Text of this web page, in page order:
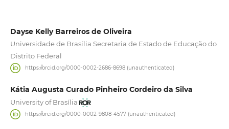
Dayse Kelly Barreiros de Oliveira
Universidade de Brasília Secretaria de Estado de Educação do
Distrito Federal
https://orcid.org/0000-0002-2686-8698 (unauthenticated)
Kátia Augusta Curado Pinheiro Cordeiro da Silva
University of Brasília
https://orcid.org/0000-0002-9808-4577 (unauthenticated)